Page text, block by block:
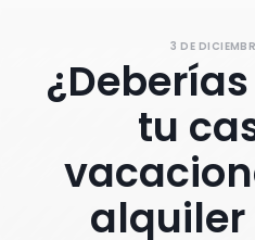
AutoPilot y CoPilot
Flujos de trabajo de IA
Base de Conocimiento
Atención por agentes
Estilos y control avanzado
Acceso
Reserve una
3 DE
tu
alquiler